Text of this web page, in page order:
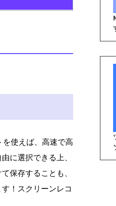
使えば、高速で高
に選択できる上、
保存することも、
！スクリーンレコ